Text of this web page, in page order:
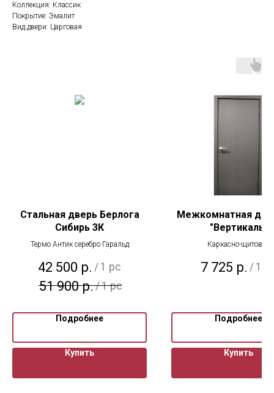
Коллекция: Классик
Покрытие: Эмалит
Вид двери: Царговая
Стальная дверь Берлога
Сибирь 3К
Термо Антик серебро Гаральд
42 500 р. / 1 pc
51 900 р./1 pc
Подробнее
Купить
Межкомнатная
"Вертикаль"
Каркасно-щитовая
7 725 р. / 1
Подробнее
Купить